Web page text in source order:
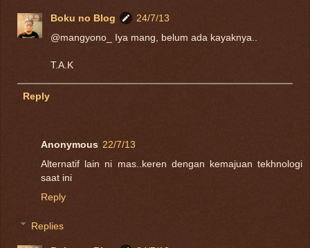
Boku no Blog
24/7/13
@mangyono_ Iya mang, belum ada kayaknya..
T.A.K
Reply
Anonymous 22/7/13
Alternatif lain ni mas..keren dengan kemajuan tekhnologi
saat ini
Reply
Replies